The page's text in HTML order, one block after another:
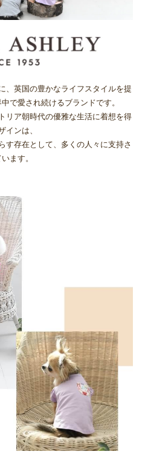
、英国の豊かなライフスタイルを提
で愛され続けるブランドです。
リア朝時代の優雅な生活に着想を得
インは、
す存在として、多くの人々に支持さ
ます。